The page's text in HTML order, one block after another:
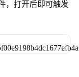
，打开后即可触发